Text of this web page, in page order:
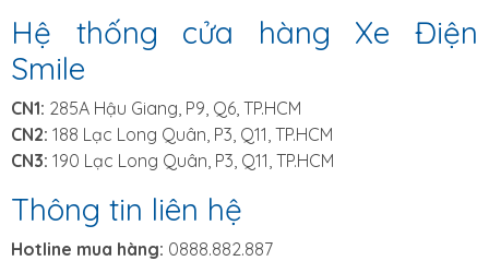
Hệ thống cửa hàng Xe Điện
Smile
CN1: 285A Hậu Giang, P9, Q6, TP.HCM
CN2: 188 Lạc Long Quân, P3, Q11, TP.HCM
CN3: 190 Lạc Long Quân, P3, Q11, TP.HCM
Thông tin liên hệ
Hotline mua hàng: 0888.882.887